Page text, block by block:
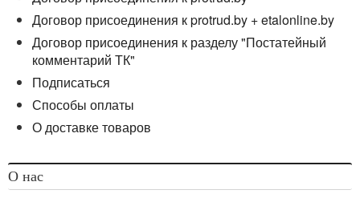
Договор присоединения к protrud.by + etalonline.by
Договор присоединения к разделу "Постатейный
комментарий ТК"
Подписаться
Способы оплаты
О доставке товаров
О нас